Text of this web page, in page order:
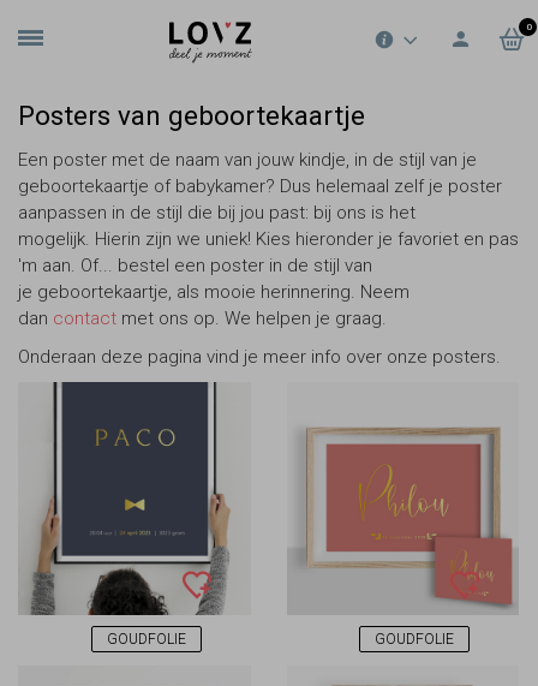
0
Posters van geboortekaartje
Een poster met de naam van jouw kindje, in de stijl van je
geboortekaartje of babykamer? Dus helemaal zelf je poster
aanpassen in de stijl die bij jou past: bij ons is het
mogelijk. Hierin zijn we uniek! Kies hieronder je favoriet en pas
'm aan. Of... bestel een poster in de stijl van
je geboortekaartje, als mooie herinnering. Neem
dan contact met ons op. We helpen je graag.
Onderaan deze pagina vind je meer info over onze posters.
GOUDFOLIE GOUDFOLIE